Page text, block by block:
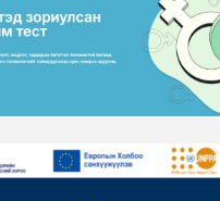
ЭРХ ТЭГШ БАЙДЛЫГ
ЭРЧИМЖҮҮЛЭХ САРЫН
ҮНДЭСНИЙ ХОРООНЫ
ЗАМ ТЭЭВРИЙН ЯАМАНД